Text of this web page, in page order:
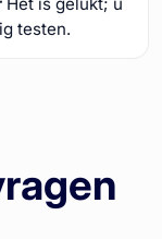
testen.